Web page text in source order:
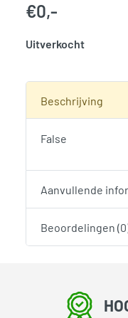
€0,-
Uitverkocht
Beschrijving
False
Aanvullende
Beoordelingen